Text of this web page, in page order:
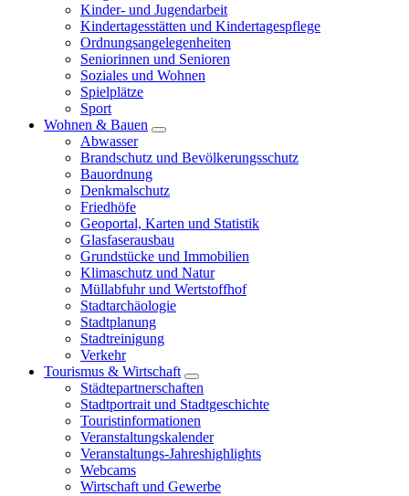
Kinder- und Jugendarbeit
Kindertagesstätten und Kindertagespflege
Ordnungsangelegenheiten
Seniorinnen und Senioren
Soziales und Wohnen
Spielplätze
Sport
Wohnen & Bauen
Abwasser
Brandschutz und Bevölkerungsschutz
Bauordnung
Denkmalschutz
Friedhöfe
Geoportal, Karten und Statistik
Glasfaserausbau
Grundstücke und Immobilien
Klimaschutz und Natur
Müllabfuhr und Wertstoffhof
Stadtarchäologie
Stadtplanung
Stadtreinigung
Verkehr
Tourismus & Wirtschaft
Städtepartnerschaften
Stadtportrait und Stadtgeschichte
Touristinformationen
Veranstaltungskalender
Veranstaltungs-Jahreshighlights
Webcams
Wirtschaft und Gewerbe